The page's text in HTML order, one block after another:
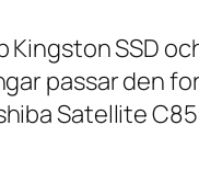
SSD
passar den
Satellite